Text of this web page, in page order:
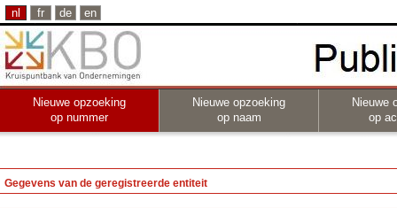
nl fr de en
Nieuwe opzoeking
op nummer
Nieuwe opzoeking
op naam
Nieuwe
op
Gegevens van de geregistreerde entiteit